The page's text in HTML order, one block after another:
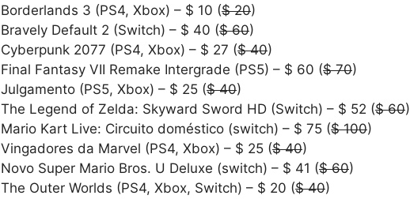
Borderlands 3 (PS4, Xbox) – $ 10 ($ 20)
Bravely Default 2 (Switch) – $ 40 ($ 60)
Cyberpunk 2077 (PS4, Xbox) – $ 27 ($ 40)
Final Fantasy VII Remake Intergrade (PS5) – $ 60 ($ 70)
Julgamento (PS5, Xbox) – $ 25 ($ 40)
The Legend of Zelda: Skyward Sword HD (Switch) – $ 52 ($ 60)
Mario Kart Live: Circuito doméstico (switch) – $ 75 ($ 100)
Vingadores da Marvel (PS4, Xbox) – $ 25 ($ 40)
Novo Super Mario Bros. U Deluxe (switch) – $ 41 ($ 60)
The Outer Worlds (PS4, Xbox, Switch) – $ 20 ($ 40)